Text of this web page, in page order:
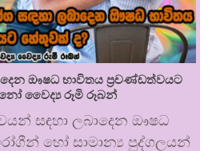
ඖෂධ භාවිතය ප්‍රචණ්ඩත්වයට
වෛද්‍ය රූමි රූබන්
සඳහා ලබාදෙන ඖෂධ
හෝ සාමාන්‍ය පුද්ගලයන්